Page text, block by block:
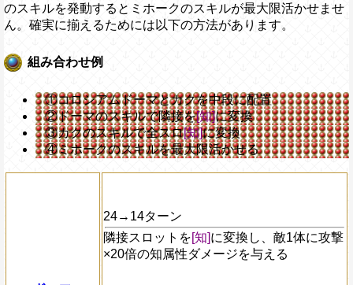
のスキルを発動するとミホークのスキルが最大限活かせませ
ん。確実に揃えるためには以下の方法があります。
組み合わせ例
①コロシアムドーマとカクを中段に配置
②ドーマのスキルで隣接を[知]に変換
③カクのスキルで全スロ[知]に変換
④ミホークのスキルを最大限活かせる
24→14ターン
隣接スロットを[知]に変換し、敵1体に攻撃
×20倍の知属性ダメージを与える